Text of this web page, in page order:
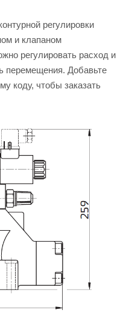
регулировки
и клапаном
регулировать расход и
перемещения. Добавьте
коду, чтобы заказать